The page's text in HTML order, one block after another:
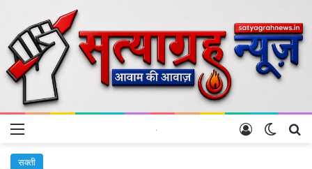
Menu Switch
Log In
सक्ती